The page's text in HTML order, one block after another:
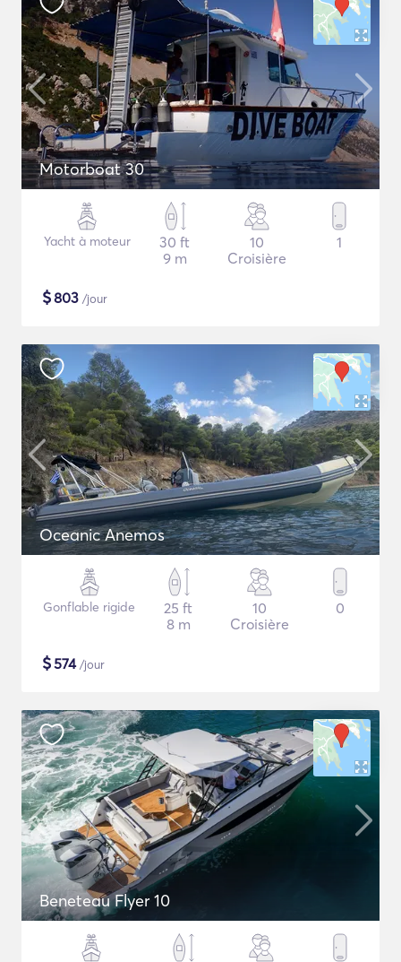
Motorboat 30
Yacht à moteur
30 ft
9 m
10
Croisière
1
$803 /jour
Oceanic Anemos
Gonflable rigide
25 ft
8 m
10
Croisière
0
$574/jour
Beneteau Flyer 10